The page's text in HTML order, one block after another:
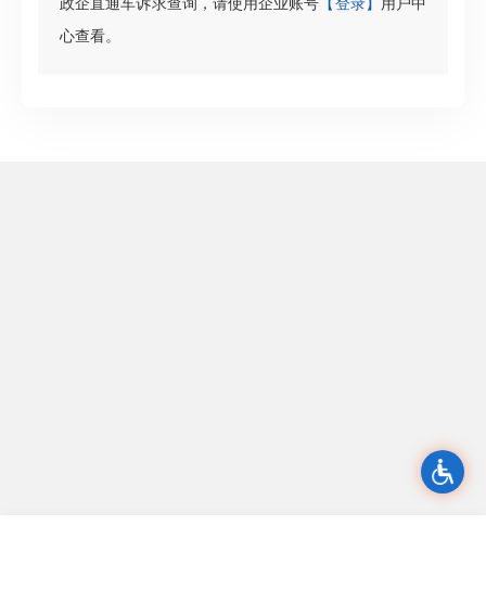
政企直通车诉求查询，请使用企业账号 【登录】
用户中
心查看。